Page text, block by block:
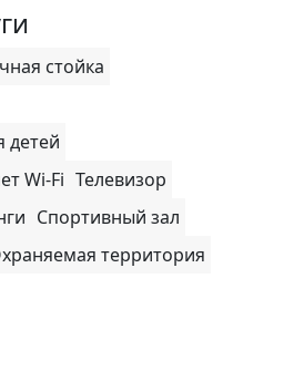
стойка
детей
Wi-Fi Телевизор
Спортивный зал
территория